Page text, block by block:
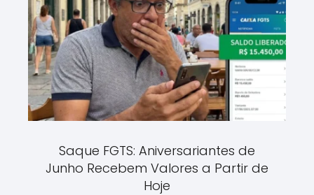
Saque FGTS: Aniversariantes de
Junho Recebem Valores a Partir de
Hoje